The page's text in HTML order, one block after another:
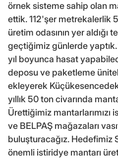
örnek sisteme sahip olan
ettik. 112'şer metrekalerlik
üretim odasının yer aldığı
geçtiğimiz günlerde yaptık.
yıl boyunca hasat
deposu ve paketleme
ekleyerek
yıllık 50 ton civarında
Ürettiğimiz mantarlarımızı
ve BELPAŞ mağazaları
buluşturacağız. Hedefimiz
önemli istiridye mantarı